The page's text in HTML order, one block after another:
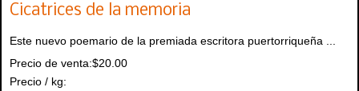
Cicatrices de la memoria
Este nuevo poemario de la premiada escritora puertorriqueña ...
Precio de venta:$20.00
Precio / kg: